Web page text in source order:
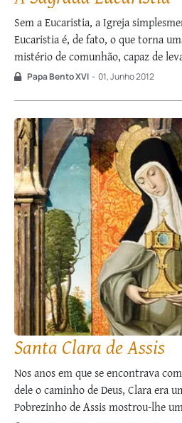
Sem a Eucaristia, a Igreja
Eucaristia é, de fato, o que torna
mistério de comunhão, capaz de
mundo a Deus. O Espírito Santo
Papa Bento XVI - 01, Junho 2012
Santa Clara de Assis
Nos anos em que se encontrava
dele o caminho de Deus, Clara era
Pobrezinho de Assis mostrou-lhe